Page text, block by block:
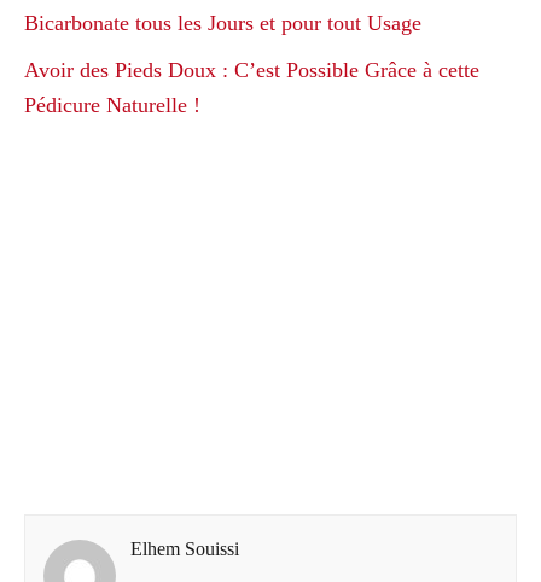
Bicarbonate tous les Jours et pour tout Usage
Avoir des Pieds Doux : C’est Possible Grâce à cette
Pédicure Naturelle !
Elhem Souissi